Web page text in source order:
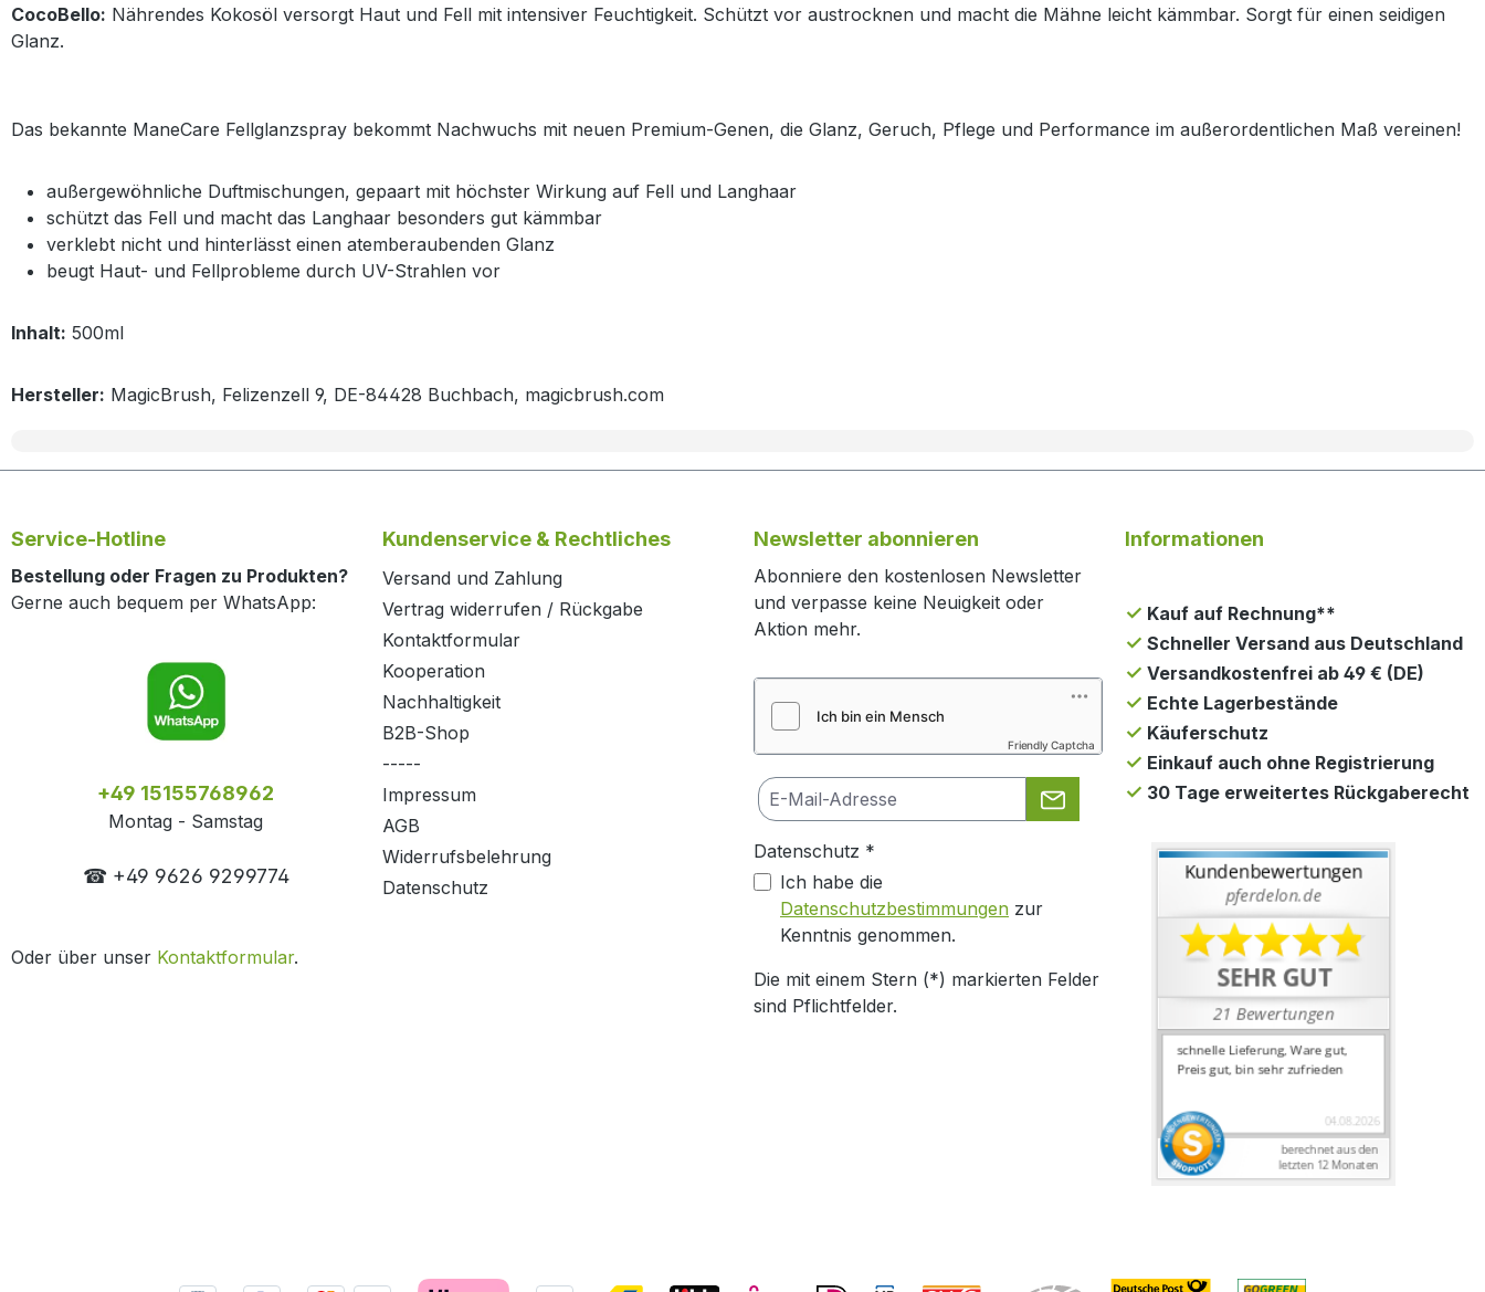
CocoBello: Nährendes Kokosöl versorgt Haut und Fell mit intensiver Feuchtigkeit. Schützt vor austrocknen und macht die Mähne leicht kämmbar. Sorgt für einen seidigen
Glanz.
Das bekannte ManeCare Fellglanzspray bekommt Nachwuchs mit neuen Premium-Genen, die Glanz, Geruch, Pflege und Performance im außerordentlichen Maß vereinen!
außergewöhnliche Duftmischungen, gepaart mit höchster Wirkung auf Fell und Langhaar
schützt das Fell und macht das Langhaar besonders gut kämmbar
verklebt nicht und hinterlässt einen atemberaubenden Glanz
beugt Haut- und Fellprobleme durch UV-Strahlen vor
Inhalt: 500ml
Hersteller: MagicBrush, Felizenzell 9, DE-84428 Buchbach, magicbrush.com
Service-Hotline
Bestellung oder Fragen zu Produkten?
Gerne auch bequem per WhatsApp:
+49 15155768962
Montag - Samstag
☎ +49 9626 9299774
Oder über unser Kontaktformular.
Kundenservice & Rechtliches
Versand und Zahlung
Vertrag widerrufen / Rückgabe
Kontaktformular
Kooperation
Nachhaltigkeit
B2B-Shop
-----
Impressum
AGB
Widerrufsbelehrung
Datenschutz
Newsletter abonnieren
Abonniere den kostenlosen Newsletter
und verpasse keine Neuigkeit oder
Aktion mehr.
Friendly Captcha
Datenschutz *
Ich habe die
Datenschutzbestimmungen zur
Kenntnis genommen.
Die mit einem Stern (*) markierten Felder
sind Pflichtfelder.
Informationen
Kauf auf Rechnung**
Schneller Versand aus Deutschland
Versandkostenfrei ab 49 € (DE)
Echte Lagerbestände
Käuferschutz
Einkauf auch ohne Registrierung
30 Tage erweitertes Rückgaberecht